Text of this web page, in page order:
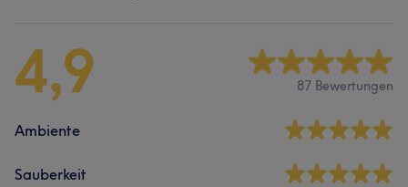
4,9 87 Bewertungen
Ambiente
Sauberkeit